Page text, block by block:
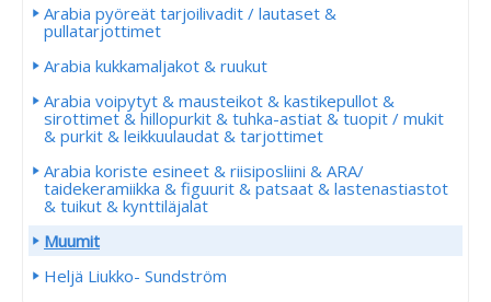
Arabia pyöreät tarjoilivadit / lautaset &
pullatarjottimet
Arabia kukkamaljakot & ruukut
Arabia voipytyt & mausteikot & kastikepullot &
sirottimet & hillopurkit & tuhka-astiat & tuopit / mukit
& purkit & leikkuulaudat & tarjottimet
Arabia koriste esineet & riisiposliini & ARA/
taidekeramiikka & figuurit & patsaat & lastenastiastot
& tuikut & kynttiläjalat
Muumit
Heljä Liukko- Sundström